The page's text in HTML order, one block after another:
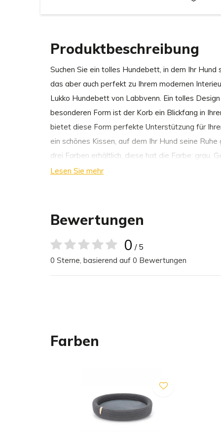
Produktbeschreibung
Suchen Sie ein tolles Hundebett, in dem Ihr Hund
das aber auch perfekt zu Ihrem modernen
Lukko Hundebett von Labbvenn. Ein tolles
besonderen Form ist der Korb ein Blickfang in
bietet diese Form perfekte Unterstützung für
ein schönes Kissen, auf dem Ihr Hund seine
drei Farben erhältlich, diese hat die Farbe: grau.
Hundebett mit Ihrem Hund.
Handgefertigt von echten Handwerkern.
Einzigartiges Design.
Material & Pflege
Das Hundebett kann mit einer Bürste gereinigt
entfernen. Das Kissen kann von Hand
zum Trocknen geeignet. Lassen Sie es an der
Lesen Sie mehr
Bewertungen
0 / 5
0 Sterne, basierend auf 0 Bewertungen
Farben